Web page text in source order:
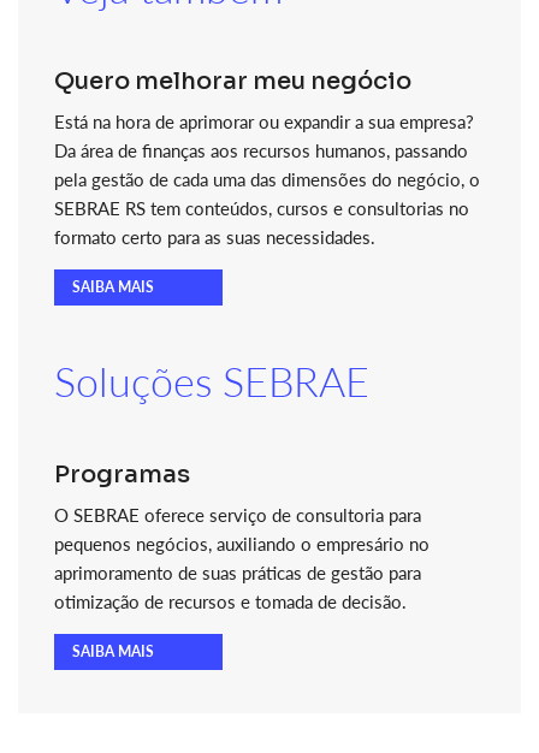
Quero melhorar meu negócio
Está na hora de aprimorar ou expandir a sua empresa?
Da área de finanças aos recursos humanos, passando
pela gestão de cada uma das dimensões do negócio, o
SEBRAE RS tem conteúdos, cursos e consultorias no
formato certo para as suas necessidades.
SAIBA MAIS
Soluções SEBRAE
Programas
O SEBRAE oferece serviço de consultoria para
pequenos negócios, auxiliando o empresário no
aprimoramento de suas práticas de gestão para
otimização de recursos e tomada de decisão.
SAIBA MAIS